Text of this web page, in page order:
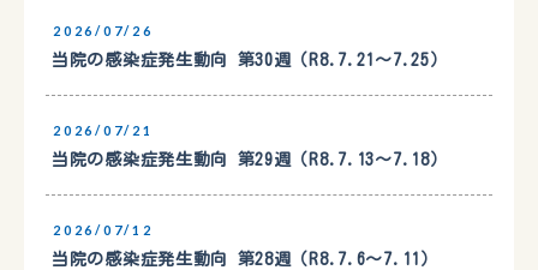
2026/07/26
当院の感染症発生動向 第30週（R8.7.21〜7.25）
2026/07/21
当院の感染症発生動向 第29週（R8.7.13〜7.18）
2026/07/12
当院の感染症発生動向 第28週（R8.7.6〜7.11）